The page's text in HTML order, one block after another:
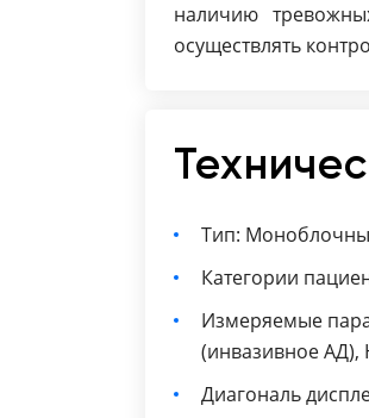
наличию
осуществлять
Тип:
Категории
Измеряемые
(инвазивное АД),
Диагональ